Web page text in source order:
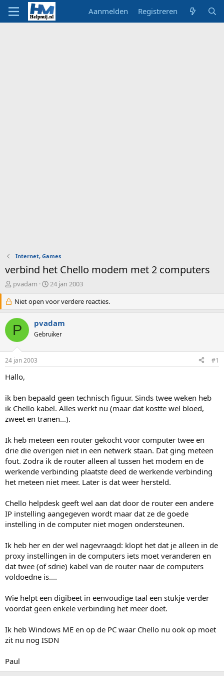
Aanmelden Registreren
Internet, Games
verbind het Chello modem met 2 computers
O
d
e
r
w
e
p
s
t
a
t
e
r
pvadam
S
a
r
t
d
a
m
24 jan 2003
Niet open voor verdere reacties.
P pvadam
Gebruiker
24 jan 2003 #1
Hallo,
ik ben bepaald geen technisch figuur. Sinds twee weken heb
ik Chello kabel. Alles werkt nu (maar dat kostte wel bloed,
zweet en tranen...).
Ik heb meteen een router gekocht voor computer twee en
drie die overigen niet in een netwerk staan. Dat ging meteen
fout. Zodra ik de router alleen al tussen het modem en de
werkende verbinding plaatste deed de werkende verbinding
het meteen niet meer. Later is dat weer hersteld.
Chello helpdesk geeft wel aan dat door de router een andere
IP instelling aangegeven wordt maar dat ze de goede
instelling in de computer niet mogen ondersteunen.
Ik heb her en der wel nagevraagd: klopt het dat je alleen in de
proxy instellingen in de computers iets moet veranderen en
dat twee (of sdrie) kabel van de router naar de computers
voldoedne is....
Wie helpt een digibeet in eenvoudige taal een stukje verder
voordat geen enkele verbinding het meer doet.
Ik heb Windows ME en op de PC waar Chello nu ook op moet
zit nu nog ISDN
Paul